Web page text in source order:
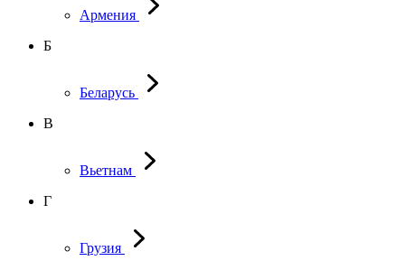
Армения
Б
Беларусь
В
Вьетнам
Г
Грузия